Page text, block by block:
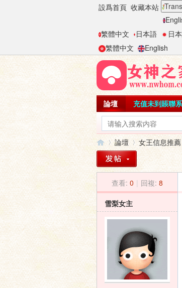
設爲首頁 收藏本站
繁體中文
日本語
日
繁體中文
English
論壇 充值未到賬聯系
論壇
›
女王信息推薦
查看: 0 | 回複: 8
雪梨女主